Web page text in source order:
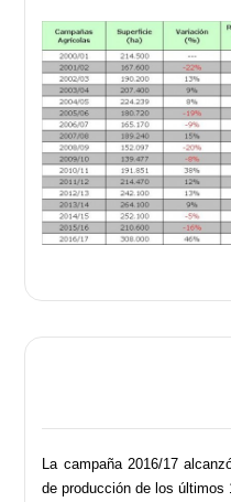
La campaña 2016/17
de producción de los últimos